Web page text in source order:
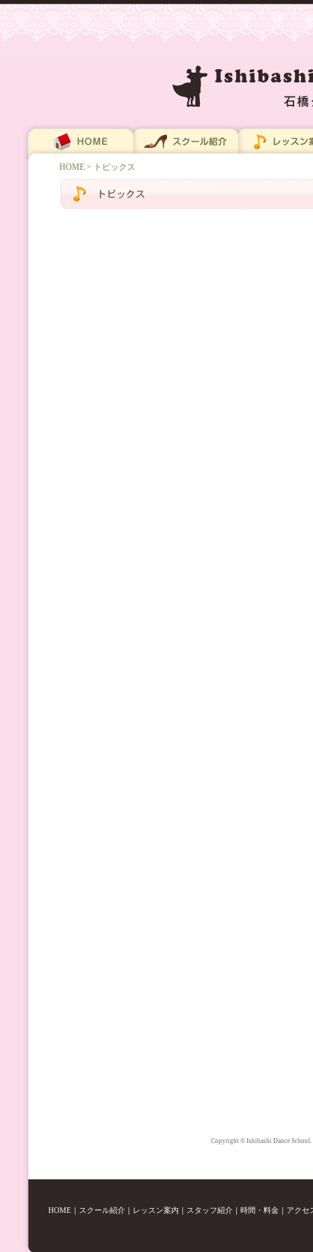
HOME > トピックス
Copyright © Ishibashi Dance
HOME ｜ スクール紹介 ｜ レッスン案内 ｜ スタッフ紹介 ｜ 時間・料金 ｜ アクセ